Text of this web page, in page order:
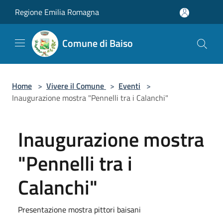
Regione Emilia Romagna
Comune di Baiso
Home > Vivere il Comune > Eventi >
Inaugurazione mostra "Pennelli tra i Calanchi"
Inaugurazione mostra
"Pennelli tra i
Calanchi"
Presentazione mostra pittori baisani